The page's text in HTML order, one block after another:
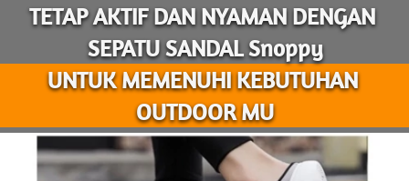
TETAP AKTIF DAN NYAMAN DENGAN
SEPATU SANDAL Snoppy
UNTUK MEMENUHI KEBUTUHAN
OUTDOOR MU